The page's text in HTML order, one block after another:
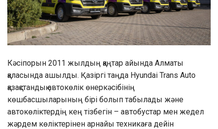
Кәсіпорын 2011 жылдың қаңтар айында Алматы
қаласында ашылды. Қазіргі таңда Hyundai Trans Auto
қазақстандық автокөлік өнеркәсібінің
көшбасшыларының бірі болып табылады және
автокөліктердің кең тізбегін – автобустар мен жедел
жәрдем көліктерінен арнайы техникаға дейін